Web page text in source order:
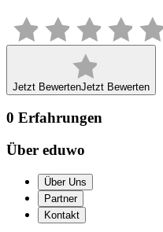
Jetzt BewertenJetzt Bewerten
0 Erfahrungen
Über eduwo
Über Uns
Partner
Kontakt